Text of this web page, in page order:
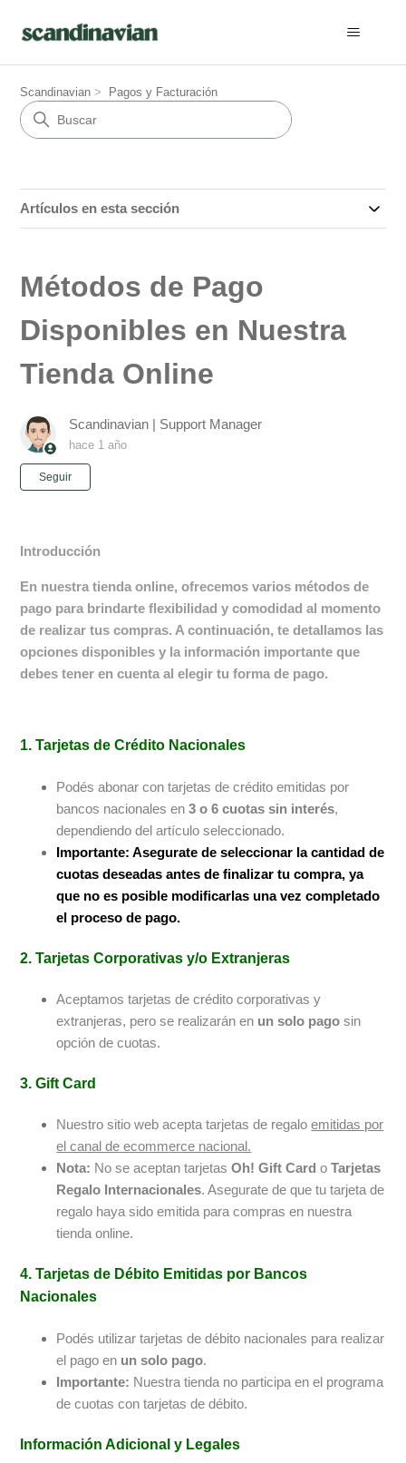
Scandinavian Pagos y Facturación
Artículos en esta sección
Métodos de Pago
Disponibles en Nuestra
Tienda Online
Scandinavian | Support Manager
hace 1 año
Seguir
Introducción
En nuestra tienda online, ofrecemos varios métodos de
pago para brindarte flexibilidad y comodidad al momento
de realizar tus compras. A continuación, te detallamos las
opciones disponibles y la información importante que
debes tener en cuenta al elegir tu forma de pago.
1. Tarjetas de Crédito Nacionales
Podés abonar con tarjetas de crédito emitidas por
bancos nacionales en3 o 6 cuotas sin interés,
dependiendo del artículo seleccionado.
Importante: Asegurate de seleccionar la cantidad de
cuotas deseadas antes de finalizar tu compra, ya
que no es posible modificarlas una vez completado
el proceso de pago.
2. Tarjetas Corporativas y/o Extranjeras
Aceptamos tarjetas de crédito corporativas y
extranjeras, pero se realizarán en un solo pago sin
opción de cuotas.
3. Gift Card
Nuestro sitio web acepta tarjetas de regaloemitidas por
el canal de ecommerce nacional.
Nota: No se aceptan tarjetasOh! Gift Card oTarjetas
Regalo Internacionales. Asegurate de que tu tarjeta de
regalo haya sido emitida para compras en nuestra
tienda online.
4. Tarjetas de Débito Emitidas por Bancos
Nacionales
Podés utilizar tarjetas de débito nacionales para realizar
el pago en un solo pago.
Importante: Nuestra tienda no participa en el programa
de cuotas con tarjetas de débito.
Información Adicional y Legales